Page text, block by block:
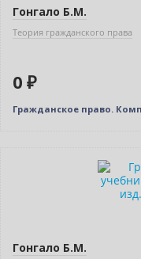
Гонгало Б.М.
Теория гражданского права
0 ₽
Гражданское право.
Гонгало Б.М.